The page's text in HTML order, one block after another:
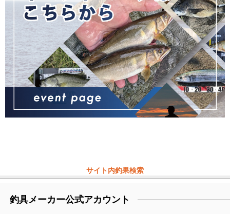
サイト内釣果検索
釣具メーカー公式アカウント